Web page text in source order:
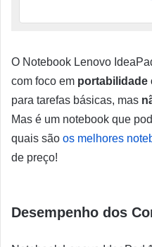
O Notebook Lenovo
com foco em portabilidade
para tarefas básicas, mas
Mas é um notebook que
quais são os melhores
de preço!
Desempenho dos